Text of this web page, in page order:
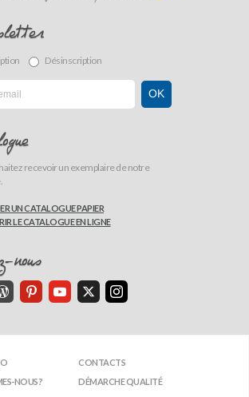
Désinscription
recevoir un exemplaire de notre
UN CATALOGUE PAPIER
LE CATALOGUE EN LIGNE
nous
CONTACTS
NOUS?
DÉMARCHE QUALITÉ